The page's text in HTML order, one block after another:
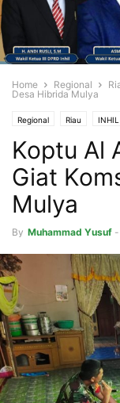
Home Regional
Desa Hibrida Mulya
Regional Riau INHIL
Koptu Al
Giat
Mulya
By Muhammad Yusuf -